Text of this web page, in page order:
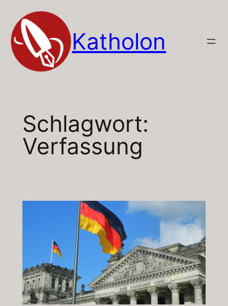
Inhalt
springen
Katholon
Schlagwort:
Verfassung